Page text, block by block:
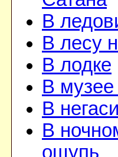
В
В лесу
В лодке
В
В
В
ощупь